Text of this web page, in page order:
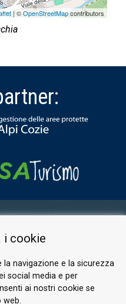
| ©OpenStreetMapcontributors
di Susa
i cookie
navigazione e la sicurezza
social media e per
ai nostri cookie se
web.